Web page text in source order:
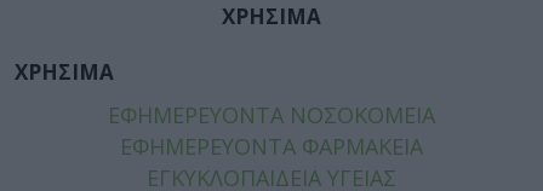
ΧΡΗΣΙΜΑ
ΧΡΗΣΙΜΑ
ΕΦΗΜΕΡΕΥΟΝΤΑ ΝΟΣΟΚΟΜΕΙΑ
ΕΦΗΜΕΡΕΥΟΝΤΑ ΦΑΡΜΑΚΕΙΑ
ΕΓΚΥΚΛΟΠΑΙΔΕΙΑ ΥΓΕΙΑΣ